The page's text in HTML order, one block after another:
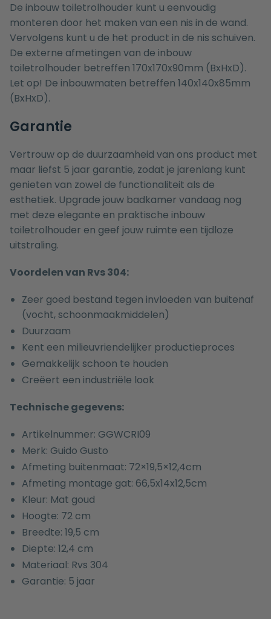
De inbouw toiletrolhouder kunt u eenvoudig
monteren door het maken van een nis in de wand.
Vervolgens kunt u de het product in de nis schuiven.
De externe afmetingen van de inbouw
toiletrolhouder betreffen 170x170x90mm (BxHxD).
Let op! De inbouwmaten betreffen 140x140x85mm
(BxHxD).
Garantie
Vertrouw op de duurzaamheid van ons product met
maar liefst 5 jaar garantie, zodat je jarenlang kunt
genieten van zowel de functionaliteit als de
esthetiek. Upgrade jouw badkamer vandaag nog
met deze elegante en praktische inbouw
toiletrolhouder en geef jouw ruimte een tijdloze
uitstraling.
Voordelen van Rvs 304:
Zeer goed bestand tegen invloeden van buitenaf
(vocht, schoonmaakmiddelen)
Duurzaam
Kent een milieuvriendelijker productieproces
Gemakkelijk schoon te houden
Creëert een industriële look
Technische gegevens:
Artikelnummer: GGWCRI09
Merk: Guido Gusto
Afmeting buitenmaat: 72×19,5×12,4cm
Afmeting montage gat: 66,5x14x12,5cm
Kleur: Mat goud
Hoogte: 72 cm
Breedte: 19,5 cm
Diepte: 12,4 cm
Materiaal: Rvs 304
Garantie: 5 jaar